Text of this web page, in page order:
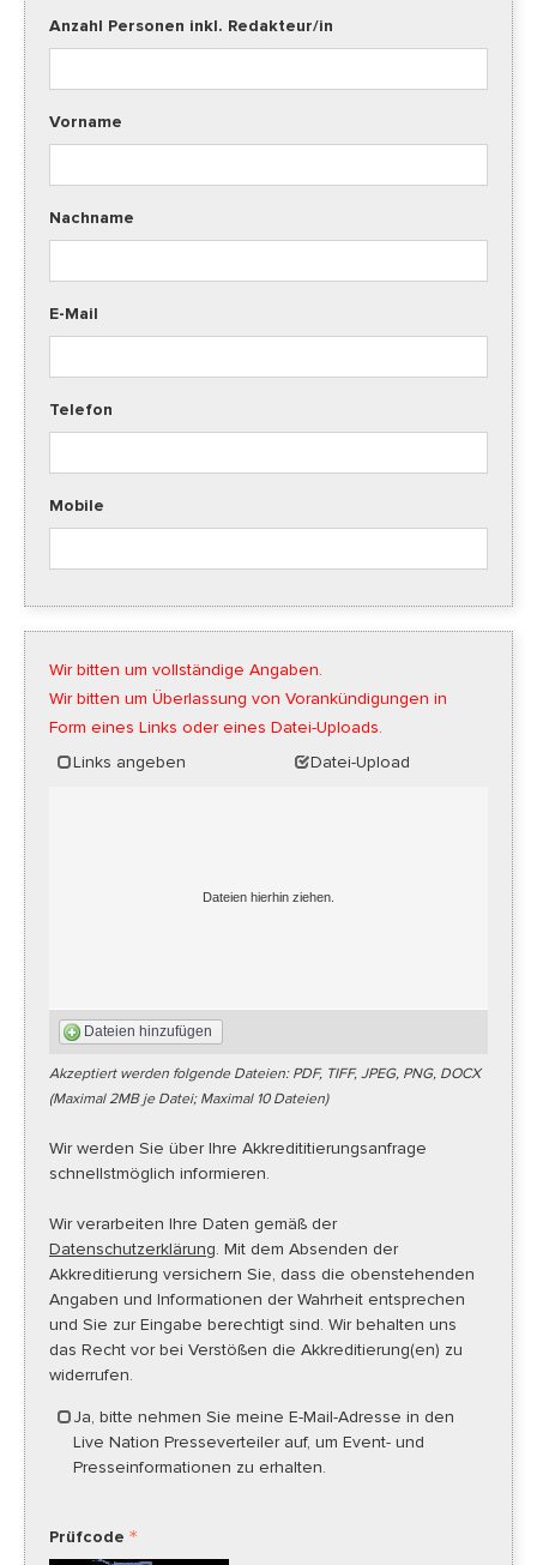
Anzahl Personen inkl. Redakteur/in
Vorname
Nachname
E-Mail
Telefon
Mobile
Wir bitten um vollständige Angaben.
Wir bitten um Überlassung von Vorankündigungen in
Form eines Links oder eines Datei-Uploads.
Links angeben
Datei-Upload
Dateien hierhin ziehen.
Dateien hinzufügen
Akzeptiert werden folgende Dateien: PDF, TIFF, JPEG, PNG, DOCX
(Maximal 2MB je Datei; Maximal 10 Dateien)
Wir werden Sie über Ihre Akkredititierungsanfrage
schnellstmöglich informieren.
Wir verarbeiten Ihre Daten gemäß der
Datenschutzerklärung. Mit dem Absenden der
Akkreditierung versichern Sie, dass die obenstehenden
Angaben und Informationen der Wahrheit entsprechen
und Sie zur Eingabe berechtigt sind. Wir behalten uns
das Recht vor bei Verstößen die Akkreditierung(en) zu
widerrufen.
Ja, bitte nehmen Sie meine E-Mail-Adresse in den
Live Nation Presseverteiler auf, um Event- und
Presseinformationen zu erhalten.
Prüfcode